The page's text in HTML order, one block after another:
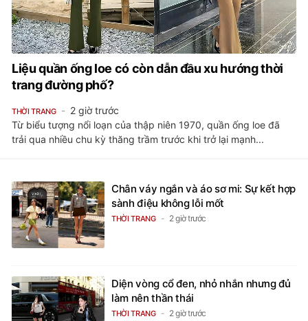
Liệu quần ống loe có còn dẫn đầu xu hướng thời
trang đường phố?
THỜI TRANG
2 giờ trước
Từ biểu tượng nổi loạn của thập niên 1970, quần ống loe đã
trải qua nhiều chu kỳ thăng trầm trước khi trở lại mạnh...
Chân váy ngắn và áo sơ mi: Sự kết hợp
sành điệu không lỗi mốt
THỜI TRANG 2 giờ trước
Diện vòng cổ đen, nhỏ nhắn nhưng đủ
làm nên thần thái
THỜI TRANG 2 giờ trước